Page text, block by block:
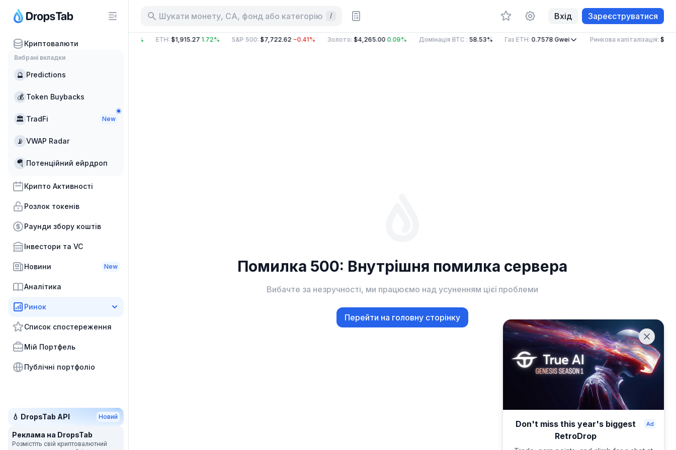
Криптовалюти
Вибрані вкладки
🔮 Predictions
💰 Token Buybacks
🏛 TradFi New
📡 VWAP Radar
🪂 Потенційний ейрдроп
Крипто Активності
Розлок токенів
Раунди збору коштів
Інвестори та VC
Новини New
Аналітика
Ринок
Список спостереження
Мій Портфель
Публічні портфоліо
💧 DropsTab API Новий
Реклама на DropsTab
Розмістіть свій криптовалютний
Шукати монету, CA, фонд або категорію / Вхід Зареєструватися
$84.97 B ETH:$1,915.27 1.72% S&P 500:$7,722.62 −0.41% Золото:$4,265.00 0.09% Домінація BTC: 58.53% Газ ETH:0.7578Gwei Ринкова капіталізація:$2.22
Помилка 500: Внутрішня помилка сервера
Вибачте за незручності, ми працюємо над усуненням цієї проблеми
Перейти на головну сторінку
Don't miss this year's biggest
RetroDrop